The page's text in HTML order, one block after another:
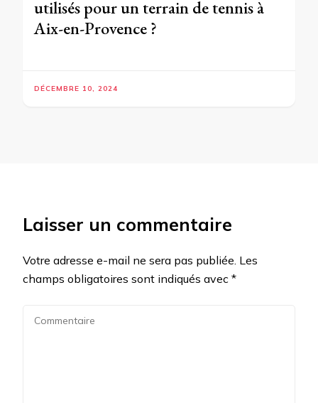
utilisés pour un terrain de tennis à
Aix-en-Provence ?
DÉCEMBRE 10, 2024
Laisser un commentaire
Votre adresse e-mail ne sera pas publiée. Les
champs obligatoires sont indiqués avec *